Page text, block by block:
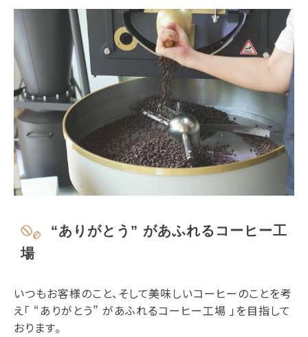
“ありがとう” があふれるコーヒー工
場
いつもお客様のこと、そして美味しいコーヒーのことを考
え「 “ありがとう” があふれるコーヒー工場 」を目指して
おります。